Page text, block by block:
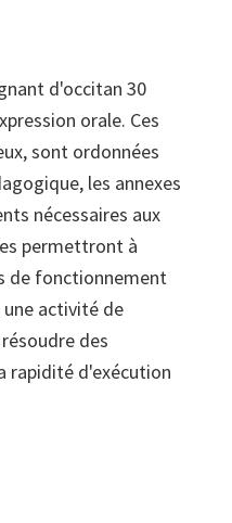
d'occitan 30
orale. Ces
sont ordonnées
les annexes
nécessaires aux
permettront à
de fonctionnement
activité de
des
rapidité d'exécution